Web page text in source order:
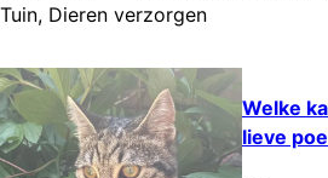
Tuin, Dieren verzorgen
Welke
lieve